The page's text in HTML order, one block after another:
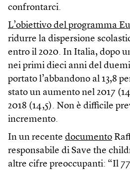
confrontarci.
L’obiettivo del programma
ridurre la dispersione
entro il 2020. In Italia, dopo
nei primi dieci anni del
portato l’abbandono al 13,8
stato un aumento nel 2017
2018 (14,5). Non è difficile
incremento.
In un recente documento
responsabile di Save the
altre cifre preoccupanti: “Il